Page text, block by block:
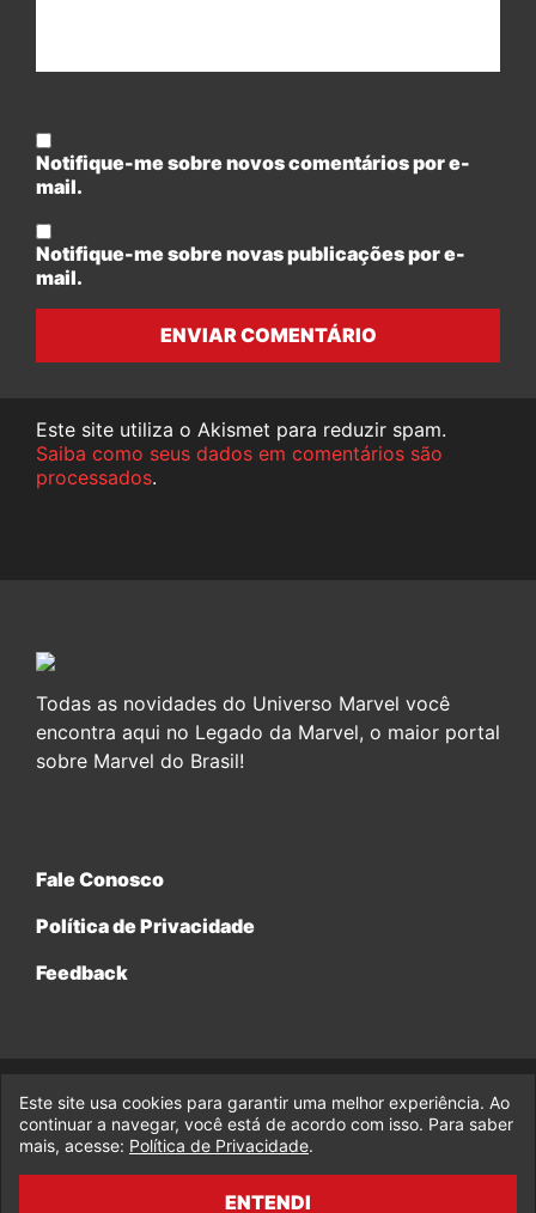
Notifique-me sobre novos comentários por e-
mail.
Notifique-me sobre novas publicações por e-
mail.
ENVIAR COMENTÁRIO
Este site utiliza o Akismet para reduzir spam.
Saiba como seus dados em comentários são
processados.
Todas as novidades do Universo Marvel você
encontra aqui no Legado da Marvel, o maior portal
sobre Marvel do Brasil!
Fale Conosco
Política de Privacidade
Feedback
© 2017-2026 Legado da Marvel, uma empresa da Legado
Enterprises.
fabiolobo
Este site usa cookies para garantir uma melhor experiência. Ao
continuar a navegar, você está de acordo com isso. Para saber
mais, acesse: Política de Privacidade.
ENTENDI